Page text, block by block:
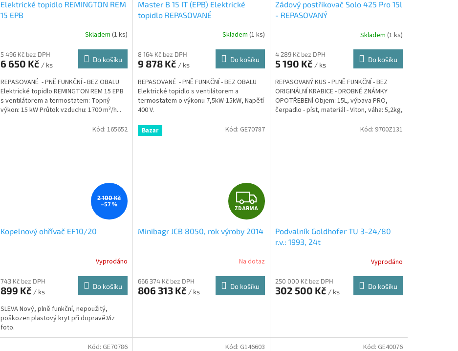
A
R
M
A
Elektrické topidlo REMINGTON REM
15 EPB
Skladem (1 ks)
5 496 Kč bez DPH
6 650 Kč / ks
Do košíku
REPASOVANÉ - PNĚ FUNKČNÍ - BEZ OBALU
Elektrické topidlo REMINGTON REM 15 EPB
s ventilátorem a termostatem: Topný
výkon: 15 kW Průtok vzduchu: 1700 m³/h...
A
R
M
A
Master B 15 IT (EPB) Elektrické
topidlo REPASOVANÉ
Skladem (1 ks)
8 164 Kč bez DPH
9 878 Kč / ks
Do košíku
REPASOVANÉ - PNĚ FUNKČNÍ - BEZ OBALU
Elektrické topidlo s ventilátorem a
termostatem o výkonu 7,5kW-15kW, Napětí
400 V.
A
R
M
A
Zádový postřikovač Solo 425 Pro 15l
- REPASOVANÝ
Skladem (1 ks)
4 289 Kč bez DPH
5 190 Kč / ks
Do košíku
REPASOVANÝ KUS - PLNĚ FUNKČNÍ - BEZ
ORIGINÁLNÍ KRABICE - DROBNÉ ZNÁMKY
OPOTŘEBENÍ Objem: 15L, výbava PRO,
čerpadlo - píst, materiál - Viton, váha: 5,2kg,
tlak max. 6Bar, trubka...
2 100 Kč
–57 %
Kopelnový ohřívač EF10/20
Vyprodáno
743 Kč bez DPH
899 Kč / ks
Do košíku
SLEVA Nový, plně funkční, nepoužitý,
poškozen plastový kryt při dopravě.Viz
foto.
Kód: 165652 Bazar
Z
D
A
R
M
A
ZDARMA
Minibagr JCB 8050, rok výroby 2014
Na dotaz
666 374 Kč bez DPH
806 313 Kč / ks
Do košíku
Kód: GE70787
Podvalník Goldhofer TU 3-24/80
r.v.: 1993, 24t
Vyprodáno
250 000 Kč bez DPH
302 500 Kč / ks
Do košíku
Kód: 9700Z131
Kód: GE70786 Kód: G146603 Kód: GE40076